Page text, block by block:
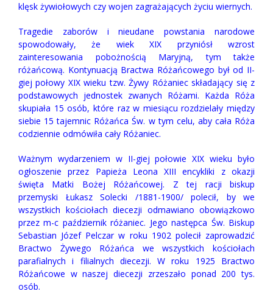
klęsk żywiołowych czy wojen zagrażających życiu wiernych.
Tragedie zaborów i nieudane powstania narodowe
spowodowały, że wiek XIX przyniósł wzrost
zainteresowania pobożnością Maryjną, tym także
różańcową. Kontynuacją Bractwa Różańcowego był od II-
giej połowy XIX wieku tzw. Żywy Różaniec składający się z
podstawowych jednostek zwanych Różami. Każda Róża
skupiała 15 osób, które raz w miesiącu rozdzielały między
siebie 15 tajemnic Różańca Św. w tym celu, aby cała Róża
codziennie odmówiła cały Różaniec.
Ważnym wydarzeniem w II-giej połowie XIX wieku było
ogłoszenie przez Papieża Leona XIII encykliki z okazji
święta Matki Bożej Różańcowej. Z tej racji biskup
przemyski Łukasz Solecki /1881-1900/ polecił, by we
wszystkich kościołach diecezji odmawiano obowiązkowo
przez m-c październik różaniec. Jego następca Św. Biskup
Sebastian Józef Pelczar w roku 1902 polecił zaprowadzić
Bractwo Żywego Różańca we wszystkich kościołach
parafialnych i filialnych diecezji. W roku 1925 Bractwo
Różańcowe w naszej diecezji zrzeszało ponad 200 tys.
osób.